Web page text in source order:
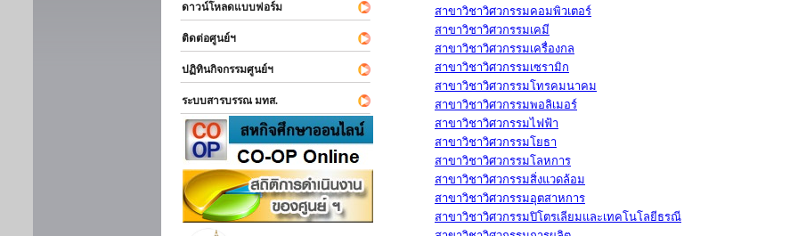
ดาวน์โหลดแบบฟอร์ม
ติดต่อศูนย์ฯ
ปฏิทินกิจกรรมศูนย์ฯ
ระบบสารบรรณ มทส.
สาขาวิชาวิศวกรรมคอมพิวเตอร์
สาขาวิชาวิศวกรรมเคมี
สาขาวิชาวิศวกรรมเครื่องกล
สาขาวิชาวิศวกรรมเซรามิก
สาขาวิชาวิศวกรรมโทรคมนาคม
สาขาวิชาวิศวกรรมพอลิเมอร์
สาขาวิชาวิศวกรรมไฟฟ้า
สาขาวิชาวิศวกรรมโยธา
สาขาวิชาวิศวกรรมโลหการ
สาขาวิชาวิศวกรรมสิ่งแวดล้อม
สาขาวิชาวิศวกรรมอุตสาหการ
สาขาวิชาวิศวกรรมปิโตรเลียมและเทคโนโลยีธรณี